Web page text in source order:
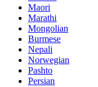
Maori
Marathi
Mongolian
Burmese
Nepali
Norwegian
Pashto
Persian